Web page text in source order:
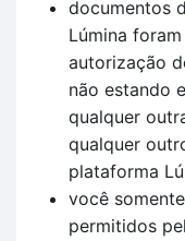
documentos
Lúmina
autorização
não estando
qualquer
qualquer
plataforma
você
permitidos